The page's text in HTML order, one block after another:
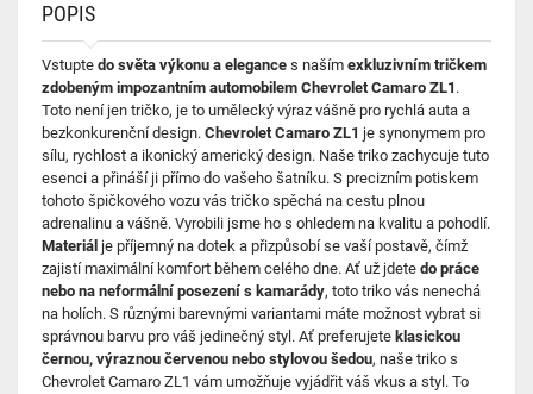
POPIS
Vstupte do světa výkonu a elegance s naším exkluzivním tričkem
zdobeným impozantním automobilem Chevrolet Camaro ZL1 .
Toto není jen tričko, je to umělecký výraz vášně pro rychlá auta a
bezkonkurenční design. Chevrolet Camaro ZL1 je synonymem pro
sílu, rychlost a ikonický americký design. Naše triko zachycuje tuto
esenci a přináší ji přímo do vašeho šatníku. S precizním potiskem
tohoto špičkového vozu vás tričko spěchá na cestu plnou
adrenalinu a vášně. Vyrobili jsme ho s ohledem na kvalitu a pohodlí.
Materiál je příjemný na dotek a přizpůsobí se vaší postavě, čímž
zajistí maximální komfort během celého dne. Ať už jdete do práce
nebo na neformální posezení s kamarády, toto triko vás nenechá
na holích. S různými barevnými variantami máte možnost vybrat si
správnou barvu pro váš jedinečný styl. Ať preferujete klasickou
černou, výraznou červenou nebo stylovou šedou, naše triko s
Chevrolet Camaro ZL1 vám umožňuje vyjádřit váš vkus a styl. To